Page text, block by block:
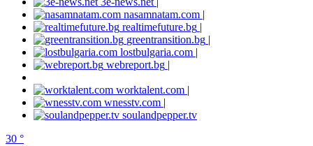
nasamnatam.com |
realtimefuture.bg |
greentransition.bg |
lostbulgaria.com |
webreport.bg |
worktalent.com |
wnesstv.com |
soulandpepper.tv
30 °